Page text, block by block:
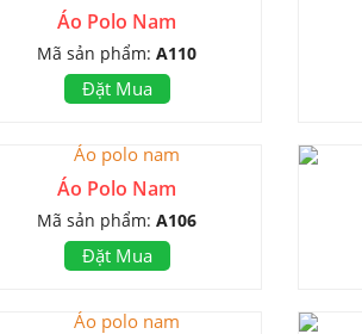
Áo Polo Nam
Mã sản phẩm:A110
Đặt Mua
Áo Polo Nam
Mã sản phẩm:A106
Đặt Mua